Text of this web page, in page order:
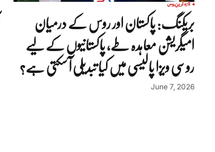
تازہ ترینروس
بریکنگ: پاکستان اور روس کے درمیان
امیگریشن معاہدہ طے، پاکستانیوں کے لیے
روسی ویزا پالیسی میں کیا تبدیلی آ سکتی ہے؟
June 7, 2026